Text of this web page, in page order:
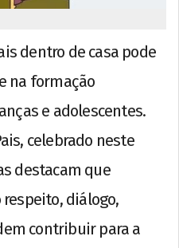
dentro de casa pode
na formação
e adolescentes.
celebrado neste
destacam que
diálogo,
contribuir para a